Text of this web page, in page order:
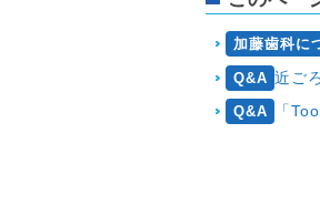
療)
加藤歯科に
Q&A 近ご
Q&A 「